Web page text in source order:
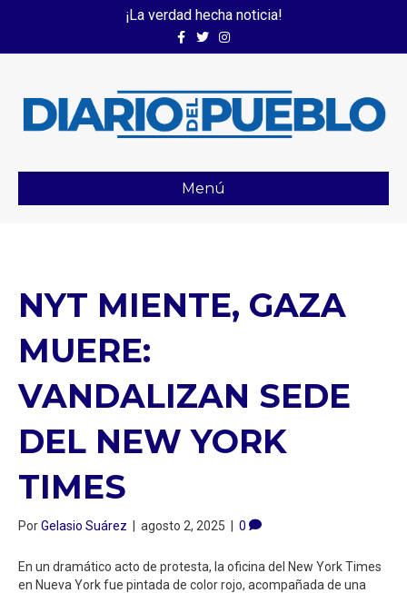
¡La verdad hecha noticia!
FacebookTwitterInstagram
Menú
NYT MIENTE, GAZA
MUERE:
VANDALIZAN SEDE
DEL NEW YORK
TIMES
PorGelasio Suárez | agosto 2, 2025 | 0
En un dramático acto de protesta, la oficina del New York Times
en Nueva York fue pintada de color rojo, acompañada de una